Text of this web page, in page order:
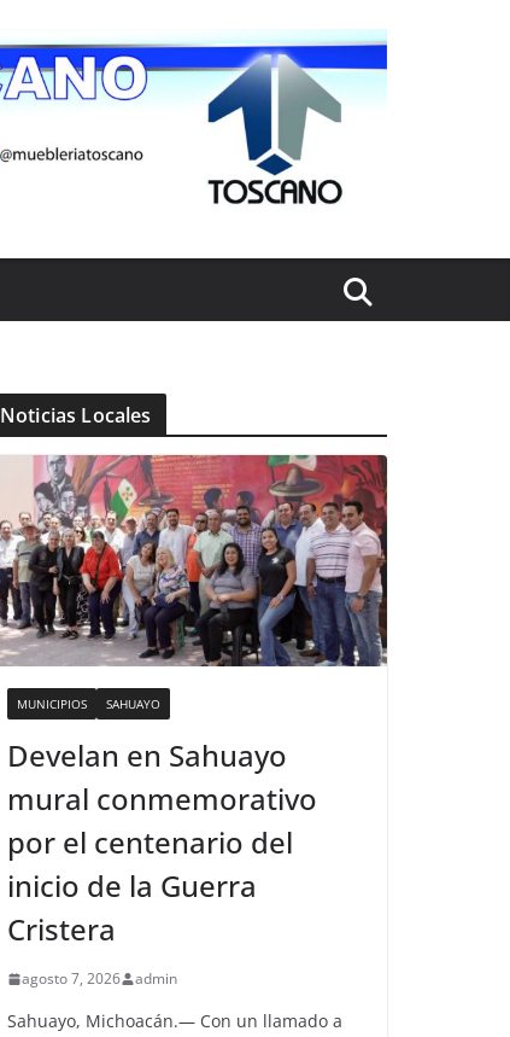
Noticias Locales
MUNICIPIOS SAHUAYO
Develan en Sahuayo
mural conmemorativo
por el centenario del
inicio de la Guerra
Cristera
agosto 7, 2026 admin
Sahuayo, Michoacán.— Con un llamado a